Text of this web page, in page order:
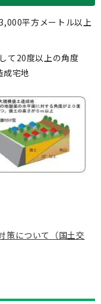
平方メートル以上
て20度以上の角度
成宅地
策について（国土交